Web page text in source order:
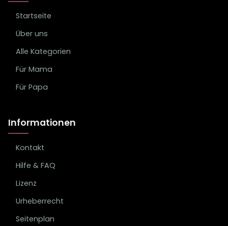
Startseite
Über uns
Alle Kategorien
Für Mama
Für Papa
Informationen
Kontakt
Hilfe & FAQ
Lizenz
Urheberrecht
Seitenplan